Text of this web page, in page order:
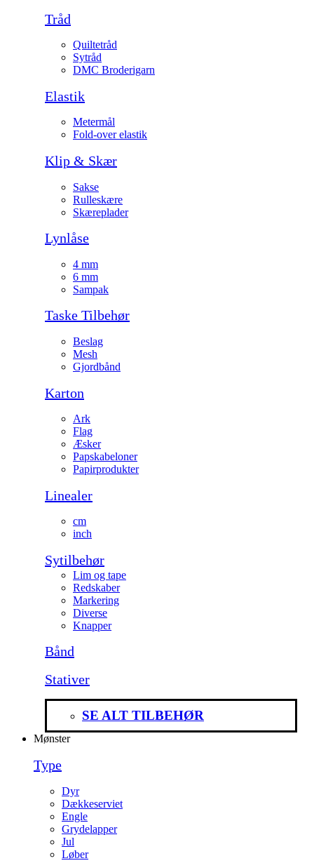
Tråd
Quiltetråd
Sytråd
DMC Broderigarn
Elastik
Metermål
Fold-over elastik
Klip & Skær
Sakse
Rulleskære
Skæreplader
Lynlåse
4 mm
6 mm
Sampak
Taske Tilbehør
Beslag
Mesh
Gjordbånd
Karton
Ark
Flag
Æsker
Papskabeloner
Papirprodukter
Linealer
cm
inch
Sytilbehør
Lim og tape
Redskaber
Markering
Diverse
Knapper
Bånd
Stativer
SE ALT TILBEHØR
Mønster
Type
Dyr
Dækkeserviet
Engle
Grydelapper
Jul
Løber